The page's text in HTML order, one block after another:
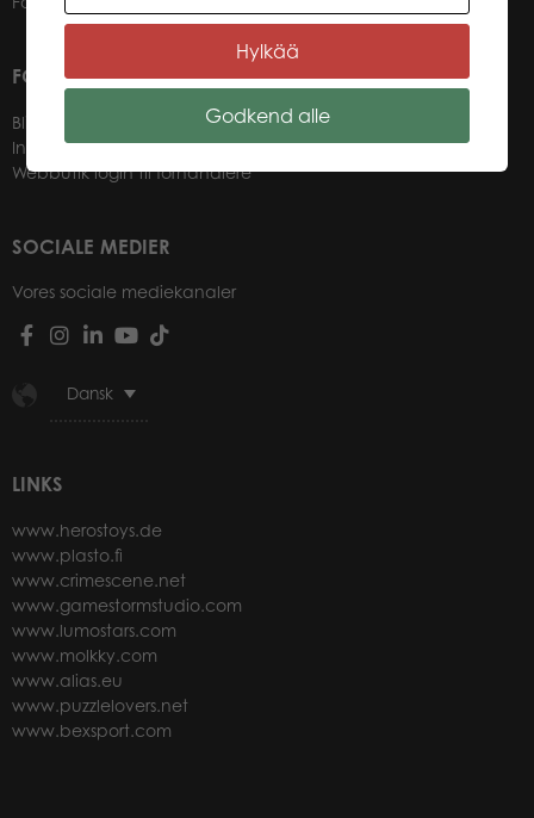
FOR VORES FORHANDLERE
Bliv forhandler
Information til forhandlere
Webbutik login til forhandlere
SOCIALE MEDIER
Vores sociale mediekanaler
Dansk
LINKS
www.herostoys.de
www.plasto.fi
www.crimescene.net
www.gamestormstudio.com
www.lumostars.com
www.molkky.com
www.alias.eu
www.puzzlelovers.net
www.bexsport.com
Hylkää
Godkend alle